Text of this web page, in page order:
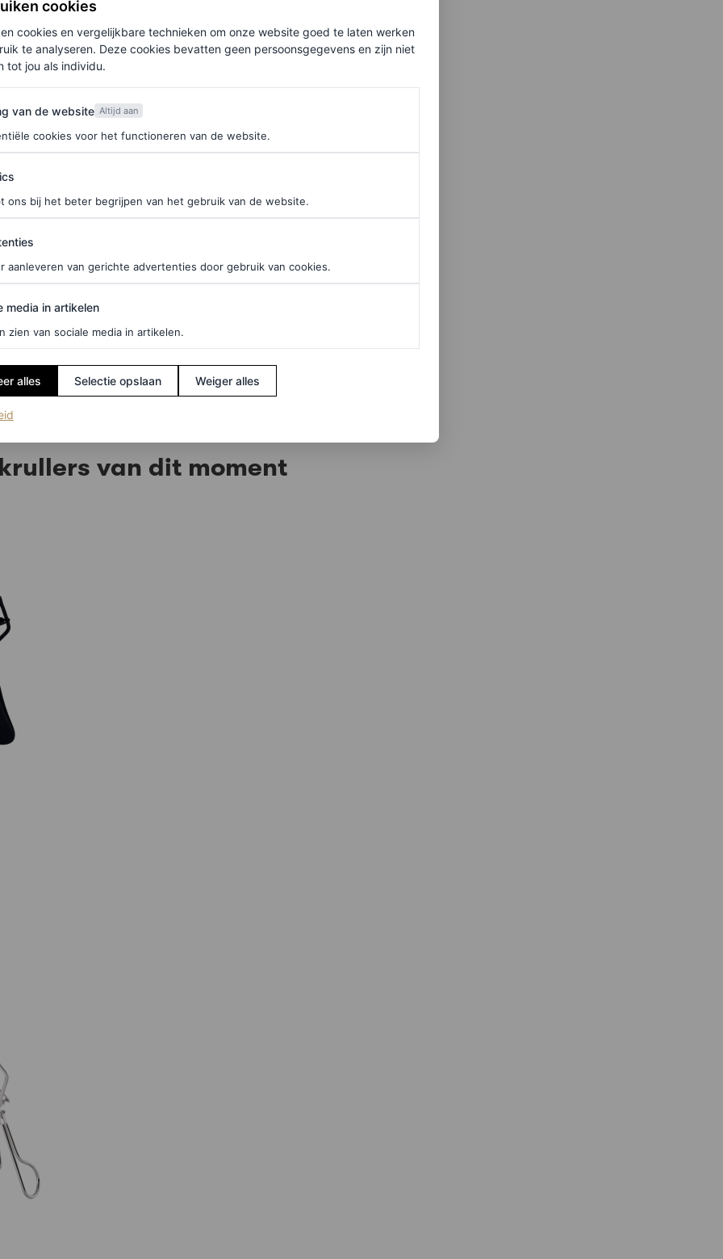
tool heeft natuurlijk een sterke limiet op de
je wimperkruller verwarmd is, krijgt je wimper
Precies zoals bij je kapsel, dus.
media. Op veel beautyblogs wordt zelfs
Tja, wellicht het proberen waard, al behoeft
voor je ‘m naar je oog brengt. Bovendien kun je
is, als je er eerst de föhn bij moet pakken. Voor
Waarmee we wél aan de slag gaan? Deze
van dit moment
cookies
cookies en vergelijkbare technieken om onze website goed te laten werken
te analyseren. Deze cookies bevatten geen persoonsgegevens en zijn niet
tot jou als individu.
de website
van de website Altijd aan
cookies voor het functioneren van de website.
ons bij het beter begrijpen van het gebruik van de website.
aanleveren van gerichte advertenties door gebruik van cookies.
in artikelen
media in artikelen
zien van sociale media in artikelen.
alles Selectie opslaan Weiger alles